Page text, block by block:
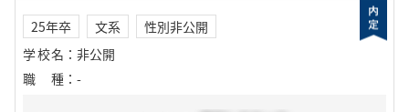
25年卒 文系
性別非公開
学校名 ： 非公開
職種 ： -